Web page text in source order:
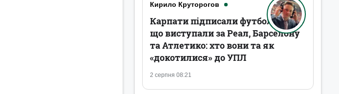
Кирило Круторогов
2 серпня 08:21
Карпати підписали футболістів,
що виступали за Реал, Барселону
та Атлетико: хто вони та як
«докотилися» до УПЛ